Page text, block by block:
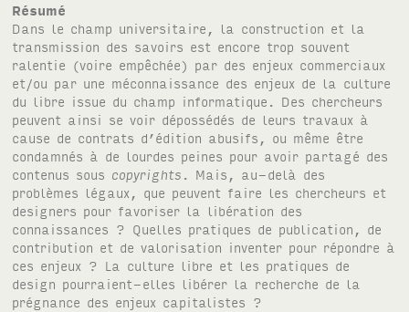
Résumé
Dans le champ universitaire, la construction et la
transmission des savoirs est encore trop souvent
ralentie (voire empêchée) par des enjeux commerciaux
et/ou par une méconnaissance des enjeux de la culture
du libre issue du champ informatique. Des chercheurs
peuvent ainsi se voir dépossédés de leurs travaux à
cause de contrats d’édition abusifs, ou même être
condamnés à de lourdes peines pour avoir partagé des
contenus sous copyrights . Mais, au-delà des
problèmes légaux, que peuvent faire les chercheurs et
designers pour favoriser la libération des
connaissances ? Quelles pratiques de publication, de
contribution et de valorisation inventer pour répondre à
ces enjeux ? La culture libre et les pratiques de
design pourraient-elles libérer la recherche de la
prégnance des enjeux capitalistes ?